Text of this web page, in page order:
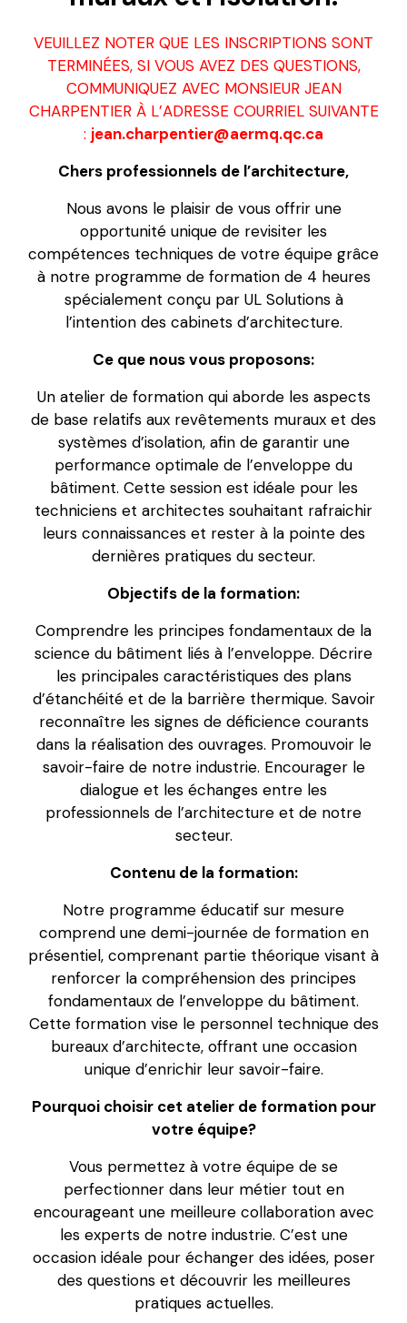
VEUILLEZ NOTER QUE LES INSCRIPTIONS SONT
TERMINÉES, SI VOUS AVEZ DES QUESTIONS,
COMMUNIQUEZ AVEC MONSIEUR JEAN
CHARPENTIER À L’ADRESSE COURRIEL SUIVANTE
: jean.charpentier@aermq.qc.ca
Chers professionnels de l’architecture,
Nous avons le plaisir de vous offrir une
opportunité unique de revisiter les
compétences techniques de votre équipe grâce
à notre programme de formation de 4 heures
spécialement conçu par UL Solutions à
l’intention des cabinets d’architecture.
Ce que nous vous proposons:
Un atelier de formation qui aborde les aspects
de base relatifs aux revêtements muraux et des
systèmes d’isolation, afin de garantir une
performance optimale de l’enveloppe du
bâtiment. Cette session est idéale pour les
techniciens et architectes souhaitant rafraichir
leurs connaissances et rester à la pointe des
dernières pratiques du secteur.
Objectifs de la formation:
Comprendre les principes fondamentaux de la
science du bâtiment liés à l’enveloppe. Décrire
les principales caractéristiques des plans
d’étanchéité et de la barrière thermique. Savoir
reconnaître les signes de déficience courants
dans la réalisation des ouvrages. Promouvoir le
savoir-faire de notre industrie. Encourager le
dialogue et les échanges entre les
professionnels de l’architecture et de notre
secteur.
Contenu de la formation:
Notre programme éducatif sur mesure
comprend une demi-journée de formation en
présentiel, comprenant partie théorique visant à
renforcer la compréhension des principes
fondamentaux de l’enveloppe du bâtiment.
Cette formation vise le personnel technique des
bureaux d’architecte, offrant une occasion
unique d’enrichir leur savoir-faire.
Pourquoi choisir cet atelier de formation pour
votre équipe?
Vous permettez à votre équipe de se
perfectionner dans leur métier tout en
encourageant une meilleure collaboration avec
les experts de notre industrie. C’est une
occasion idéale pour échanger des idées, poser
des questions et découvrir les meilleures
pratiques actuelles.